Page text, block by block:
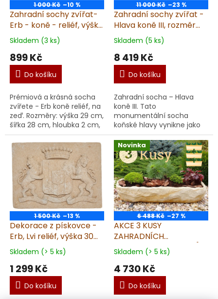
1 000 Kč –10 %
Zahradní sochy zvířat-
Erb - koně - reliéf, výška
29 cm, 2,2 kg, pískovec
Skladem (3 ks)
899 Kč
Do košíku
Prémiová a krásná socha
zvířete - Erb koně reliéf, na
zeď. Rozměry: výška 29 cm,
šířka 28 cm, hloubka 2 cm,
váha 2,2 kg. Garantujeme
dodání v
nepoškozeném stavu. Mat...
11 000 Kč –23 %
Zahradní sochy zvířat -
Hlava koně III, rozměr
30x50 cm, 38 kg,
pískovec
Skladem (5 ks)
8 419 Kč
Do košíku
Zahradní socha – Hlava
koně III. Tato
monumentální socha
koňské hlavy vynikne jako
výrazný umělecký prvek
každé zahrady, vstupu
nebo terasy. Socha je
vyrobena z odol...
1 500 Kč –13 %
Dekorace z pískovce -
Erb, Lvi reliéf, výška 30
cm, 2,8 kg
Skladem (> 5 ks)
1 299 Kč
Do košíku
Novinka
6 488 Kč –27 %
AKCE 3 KUSY
ZAHRADNÍCH
KAMENNÝCH TRUHLÍKŮ z
pískovce - 73x27x15cm
Skladem (> 5 ks)
4 730 Kč
Do košíku